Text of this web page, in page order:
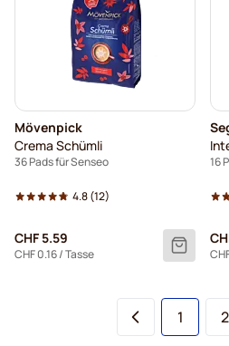
Mövenpick
Crema Schümli
36 Pads für Senseo
4.8(12)
CHF 5.59
CHF 0.16/ Tasse
16
Sie
1 2